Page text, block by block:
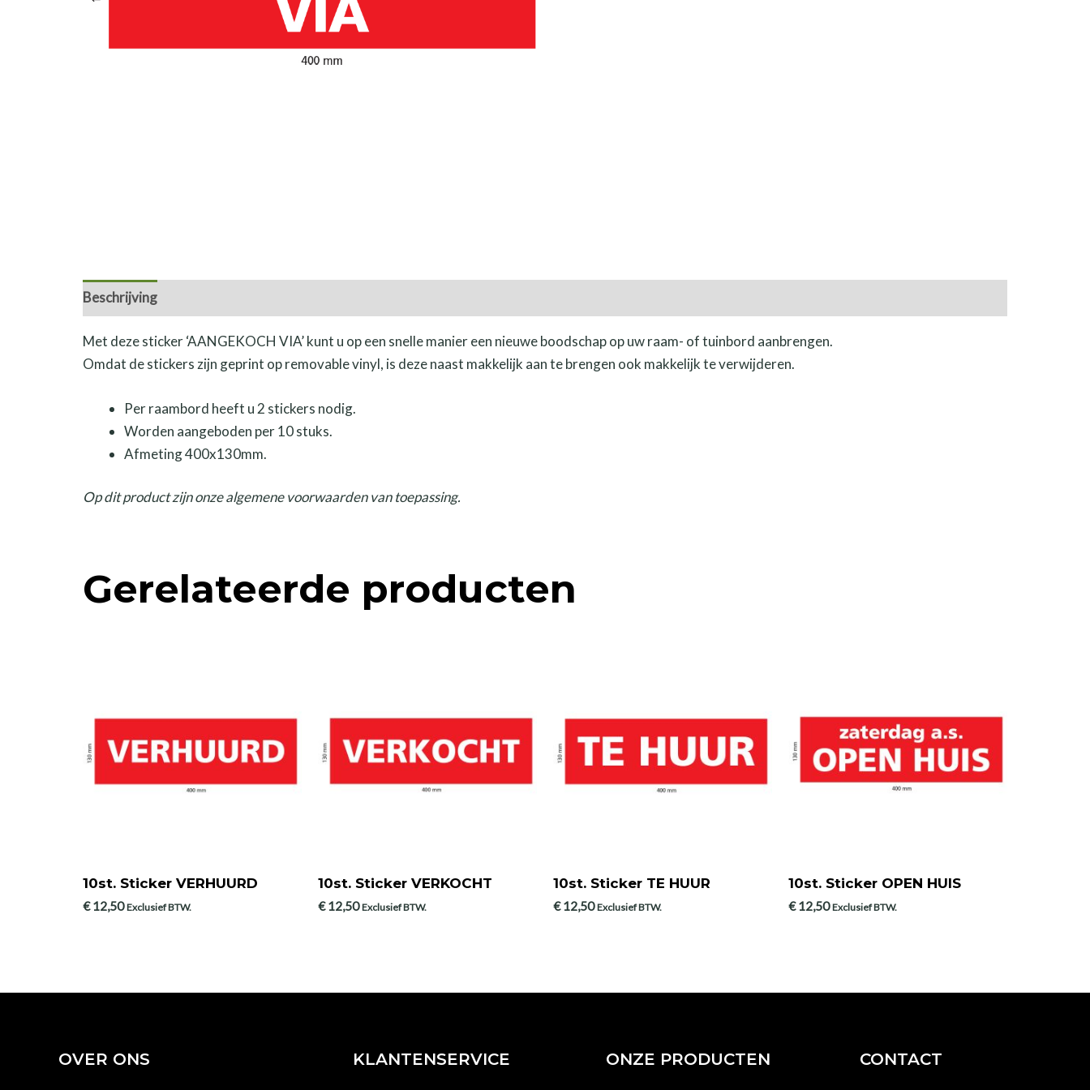
Beschrijving
Met deze sticker ‘AANGEKOCH VIA’ kunt u op een snelle manier een nieuwe boodschap op uw raam- of tuinbord aanbrengen.
Omdat de stickers zijn geprint op removable vinyl, is deze naast makkelijk aan te brengen ook makkelijk te verwijderen.
Per raambord heeft u 2 stickers nodig.
Worden aangeboden per 10 stuks.
Afmeting 400x130mm.
Op dit product zijn onze algemene voorwaarden van toepassing.
Gerelateerde producten
10st. Sticker VERHUURD
€12,50 Exclusief BTW.
10st. Sticker VERKOCHT
€12,50 Exclusief BTW.
10st. Sticker TE HUUR
€12,50 Exclusief BTW.
10st. Sticker OPEN HUIS
€12,50 Exclusief BTW.
OVER ONS KLANTENSERVICE ONZE PRODUCTEN CONTACT